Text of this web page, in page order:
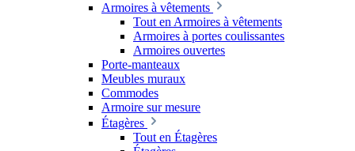
Armoires à vêtements
Tout en Armoires à vêtements
Armoires à portes coulissantes
Armoires ouvertes
Porte-manteaux
Meubles muraux
Commodes
Armoire sur mesure
Étagères
Tout en Étagères